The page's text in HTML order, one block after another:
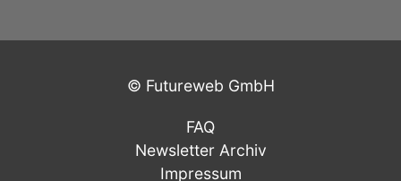
© Futureweb GmbH
FAQ
Newsletter Archiv
Impressum